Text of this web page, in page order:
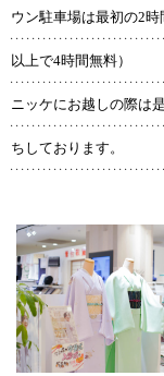
ウン駐車場は最初の2
以上で4時間無料）
ニッケにお越しの際は
ちしております。